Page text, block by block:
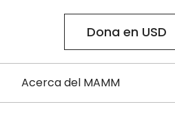
Dona en USD
Acerca del MAMM